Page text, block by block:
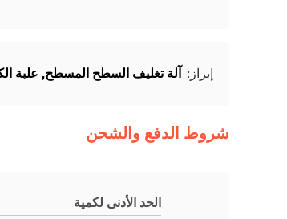
إبراز: آلة تغليف السطح المسطح, علبة
شروط الدفع والشحن
الحد الأدنى لكمية